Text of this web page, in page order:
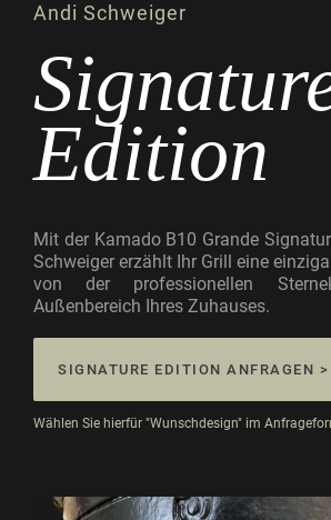
Andi Schweiger
Edition
Mit der Kamado B10 Grande
Schweiger erzählt Ihr Grill eine
von der professionellen
Außenbereich Ihres Zuhauses.
SIGNATURE EDITION ANFRAGEN >
Wählen Sie hierfür "Wunschdesign" im